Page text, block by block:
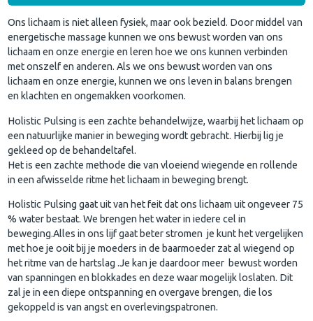
Ons lichaam is niet alleen fysiek, maar ook bezield. Door middel van
energetische massage kunnen we ons bewust worden van ons
lichaam en onze energie en leren hoe we ons kunnen verbinden
met onszelf en anderen. Als we ons bewust worden van ons
lichaam en onze energie, kunnen we ons leven in balans brengen
en klachten en ongemakken voorkomen.
Holistic Pulsing is een zachte behandelwijze, waarbij het lichaam op
een natuurlijke manier in beweging wordt gebracht. Hierbij lig je
gekleed op de behandeltafel.
Het is een zachte methode die van vloeiend wiegende en rollende
in een afwisselde ritme het lichaam in beweging brengt.
Holistic Pulsing gaat uit van het feit dat ons lichaam uit ongeveer 75
% water bestaat. We brengen het water in iedere cel in
beweging.Alles in ons lijf gaat beter stromen je kunt het vergelijken
met hoe je ooit bij je moeders in de baarmoeder zat al wiegend op
het ritme van de hartslag .Je kan je daardoor meer bewust worden
van spanningen en blokkades en deze waar mogelijk loslaten. Dit
zal je in een diepe ontspanning en overgave brengen, die los
gekoppeld is van angst en overlevingspatronen.